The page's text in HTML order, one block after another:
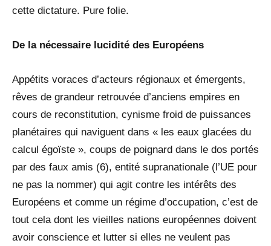
cette dictature. Pure folie.
De la nécessaire lucidité des Européens
Appétits voraces d’acteurs régionaux et émergents,
rêves de grandeur retrouvée d’anciens empires en
cours de reconstitution, cynisme froid de puissances
planétaires qui naviguent dans « les eaux glacées du
calcul égoïste », coups de poignard dans le dos portés
par des faux amis (6), entité supranationale (l’UE pour
ne pas la nommer) qui agit contre les intérêts des
Européens et comme un régime d’occupation, c’est de
tout cela dont les vieilles nations européennes doivent
avoir conscience et lutter si elles ne veulent pas